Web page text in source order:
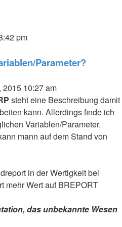
pm
Parameter?
2015 10:27 am
steht eine Beschreibung damit
kann. Allerdings finde ich
Variablen/Parameter.
mann auf dem Stand von
in der Wertigkeit bei
mehr Wert auf BREPORT
das unbekannte Wesen